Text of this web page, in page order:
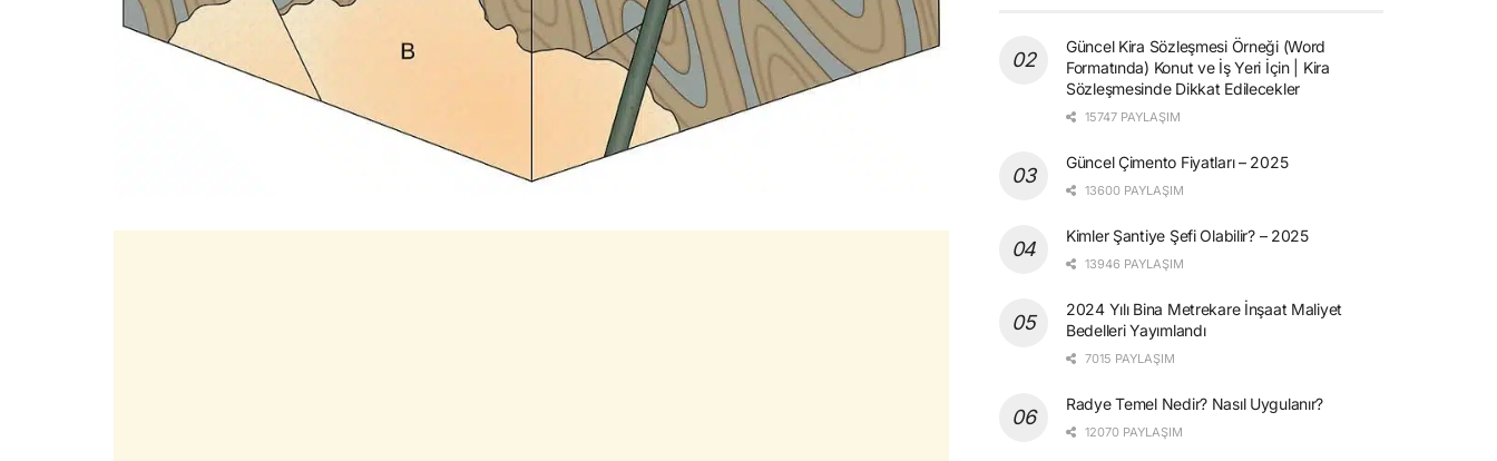
Güncel Kira Sözleşmesi Örneği (Word
Formatında) Konut ve İş Yeri İçin | Kira
Sözleşmesinde Dikkat Edilecekler
15747 PAYLAŞIM
Güncel Çimento Fiyatları – 2025
13600 PAYLAŞIM
Kimler Şantiye Şefi Olabilir? – 2025
13946 PAYLAŞIM
2024 Yılı Bina Metrekare İnşaat Maliyet
Bedelleri Yayımlandı
7015 PAYLAŞIM
Radye Temel Nedir? Nasıl Uygulanır?
12070 PAYLAŞIM